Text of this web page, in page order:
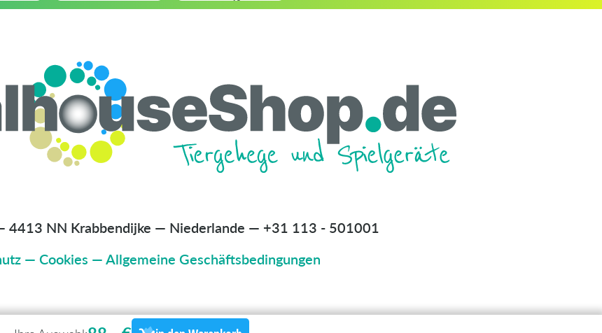
4413 NN Krabbendijke — Niederlande — +31 113 - 501001
— Cookies —Allgemeine Geschäftsbedingungen